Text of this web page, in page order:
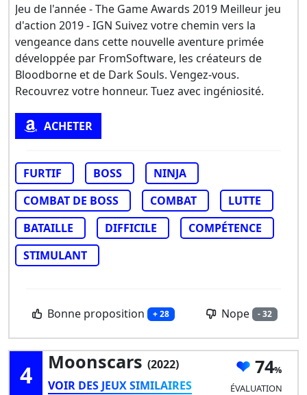
Jeu de l'année - The Game Awards 2019 Meilleur jeu
d'action 2019 - IGN Suivez votre chemin vers la
vengeance dans cette nouvelle aventure primée
développée par FromSoftware, les créateurs de
Bloodborne et de Dark Souls. Vengez-vous.
Recouvrez votre honneur. Tuez avec ingéniosité.
ACHETER
FURTIF BOSS
NINJA
COMBAT DE BOSS
COMBAT
LUTTE
BATAILLE
DIFFICILE
COMPÉTENCE
STIMULANT
Bonne proposition + 28 Nope - 32
4 Moonscars (2022)
VOIR DES JEUX SIMILAIRES
74
ÉVALUATION